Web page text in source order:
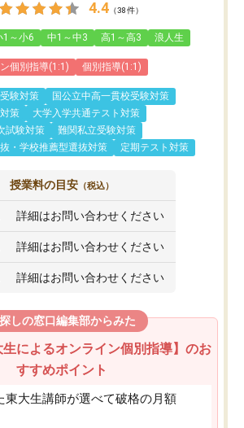
4.4 （38件）
1～小6 中1～中3 高1～高3 浪人生
個別指導(1:1) 個別指導(1:1)
験対策
国公立中高一貫校受験対策
策
大学入学共通テスト対策
試験対策
難関私立受験対策
・学校推薦型選抜対策
定期テスト対策
授業料の目安 （税込）
詳細はお問い合わせください
詳細はお問い合わせください
詳細はお問い合わせください
しの窓口編集部からみた
生によるオンライン個別指導】のお
すすめポイント
東大生講師が選べて破格の月額